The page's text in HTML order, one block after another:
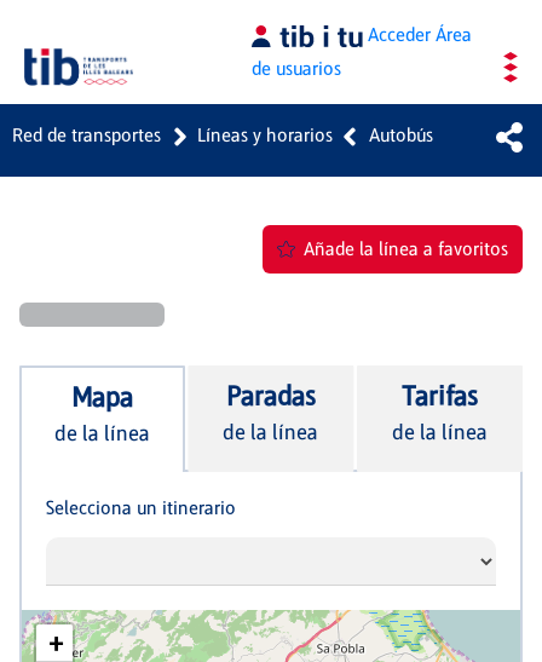
Saltar al contenido principal AccederÁrea
de usuarios
Red de transportes Líneas y horarios Autobús
Añade la línea a favoritos
Mapa
de la línea
Paradas
de la línea
Tarifas
de la línea